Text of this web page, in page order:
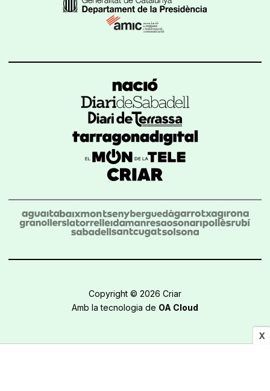
X
Copyright © 2026 Criar
Amb la tecnologia de OA Cloud